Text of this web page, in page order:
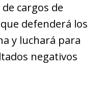
cargos de
defenderá los
y luchará para
negativos